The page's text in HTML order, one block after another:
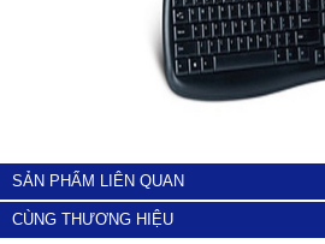
SẢN PHẨM LIÊN QUAN
CÙNG THƯƠNG HIỆU